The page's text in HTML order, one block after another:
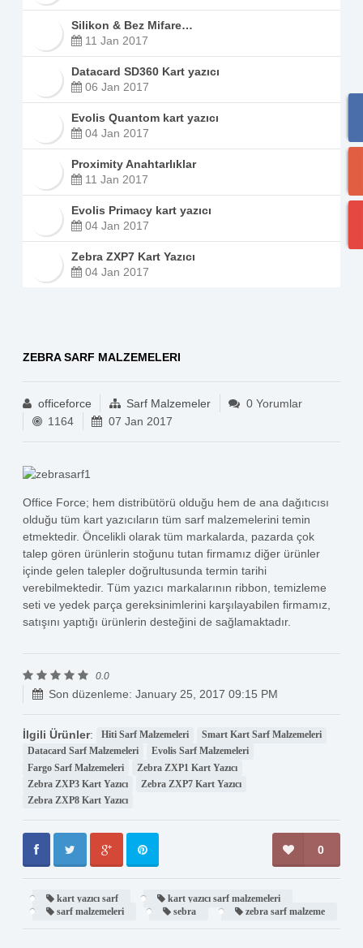
Silikon & Bez Mifare…
11 Jan 2017
Datacard SD360 Kart yazıcı
06 Jan 2017
Evolis Quantom kart yazıcı
04 Jan 2017
Proximity Anahtarlıklar
11 Jan 2017
Evolis Primacy kart yazıcı
04 Jan 2017
Zebra ZXP7 Kart Yazıcı
04 Jan 2017
ZEBRA SARF MALZEMELERI
officeforce Sarf Malzemeler
0 Yorumlar
1164
07 Jan 2017
Office Force; hem distribütörü olduğu hem de ana dağıtıcısı
olduğu tüm kart yazıcıların tüm sarf malzemelerini temin
etmektedir. Öncelikli olarak tüm markalarda, pazarda çok
talep gören ürünlerin stoğunu tutan firmamız diğer ürünler
içinde gelen talepler doğrultusunda termin tarihi
verebilmektedir. Tüm yazıcı markalarının ribbon, temizleme
seti ve yedek parça gereksinimlerini karşılayabilen firmamız,
satışını yaptığı ürünlerin desteğini de sağlamaktadır.
0.0
Son düzenleme: January 25, 2017 09:15 PM
İlgili Ürünler: Hiti Sarf Malzemeleri
Smart Kart Sarf Malzemeleri
Datacard Sarf Malzemeleri
Evolis Sarf Malzemeleri
Fargo Sarf Malzemeleri
Zebra ZXP1 Kart Yazıcı
Zebra ZXP3 Kart Yazıcı
Zebra ZXP7 Kart Yazıcı
Zebra ZXP8 Kart Yazıcı
0
kart yazıcı sarf
kart yazıcı sarf malzemeleri
sarf malzemeleri
sebra zebra sarf malzeme